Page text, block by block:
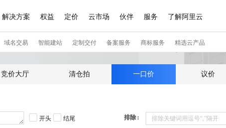
竞价大厅 清仓拍 一口价 议价
开头 结尾 排除